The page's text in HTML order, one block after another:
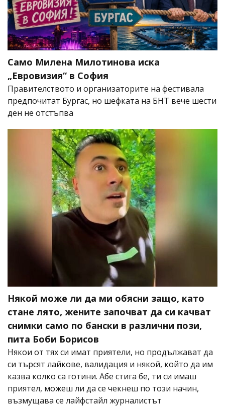
Само Милена Милотинова иска
„Евровизия“ в София
Правителството и организаторите на фестивала
предпочитат Бургас, но шефката на БНТ вече шести
ден не отстъпва
Някой може ли да ми обясни защо, като
стане лято, жените започват да си качват
снимки само по бански в различни пози,
пита Боби Борисов
Някои от тях си имат приятели, но продължават да
си търсят лайкове, валидация и някой, който да им
казва колко са готини. Абе стига бе, ти си имаш
приятел, можеш ли да се чекнеш по този начин,
възмущава се лайфстайл журналистът